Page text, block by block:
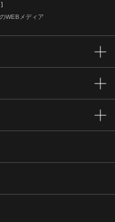
WEBメディア